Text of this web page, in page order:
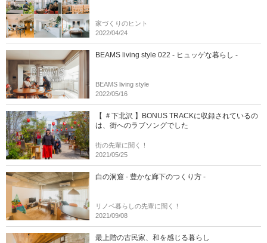
家づくりのヒント
2022/04/24
BEAMS living style 022 - ヒュッゲな暮らし -
BEAMS living style
2022/05/16
【 ＃下北沢 】BONUS TRACKに収録されているの
は、街へのラブソングでした
街の先輩に聞く！
2021/05/25
白の洞窟 - 豊かな廊下のつくり方 -
リノベ暮らしの先輩に聞く！
2021/09/08
最上階の古民家、和を感じる暮らし